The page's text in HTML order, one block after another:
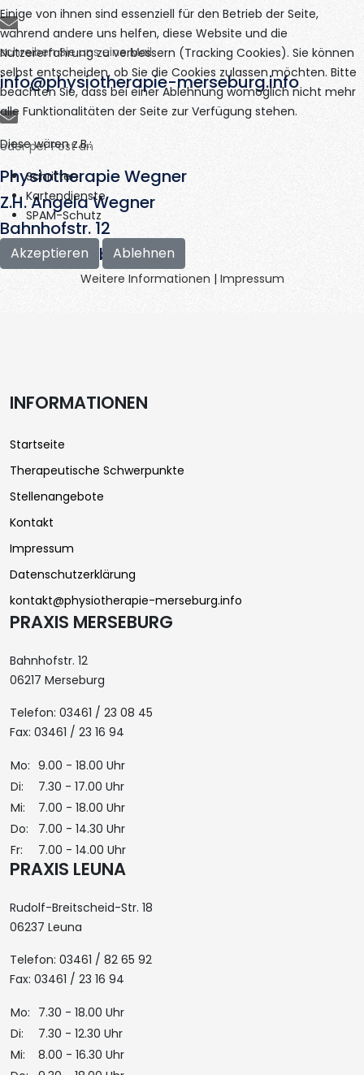
schreiben Sie uns eine Mail
info@physiotherapie-merseburg.info
oder per Post an
Physiotherapie Wegner
Z.H. Angela Wegner
Bahnhofstr. 12
06217 Merseburg
INFORMATIONEN
Startseite
Therapeutische Schwerpunkte
Stellenangebote
Kontakt
Impressum
Datenschutzerklärung
kontakt@physiotherapie-merseburg.info
PRAXIS MERSEBURG
Bahnhofstr. 12
06217 Merseburg
Telefon: 03461 / 23 08 45
Fax: 03461 / 23 16 94
Mo: 9.00 - 18.00 Uhr
Di:
7.30 - 17.00 Uhr
Mi:
7.00 - 18.00 Uhr
Do:
7.00 - 14.30 Uhr
Fr:
7.00 - 14.00 Uhr
PRAXIS LEUNA
Rudolf-Breitscheid-Str. 18
06237 Leuna
Telefon: 03461 / 82 65 92
Fax: 03461 / 23 16 94
Mo: 7.30 - 18.00 Uhr
Di:
7.30 - 12.30 Uhr
Mi:
8.00 - 16.30 Uhr
Einige von ihnen sind essenziell für den Betrieb der Seite,
während andere uns helfen, diese Website und die
Nutzererfahrung zu verbessern (Tracking Cookies). Sie können
selbst entscheiden, ob Sie die Cookies zulassen möchten. Bitte
beachten Sie, dass bei einer Ablehnung womöglich nicht mehr
alle Funktionalitäten der Seite zur Verfügung stehen.
Diese wären z.B.:
Schriften
Kartendienste
SPAM-Schutz
Akzeptieren Ablehnen
Weitere Informationen | Impressum